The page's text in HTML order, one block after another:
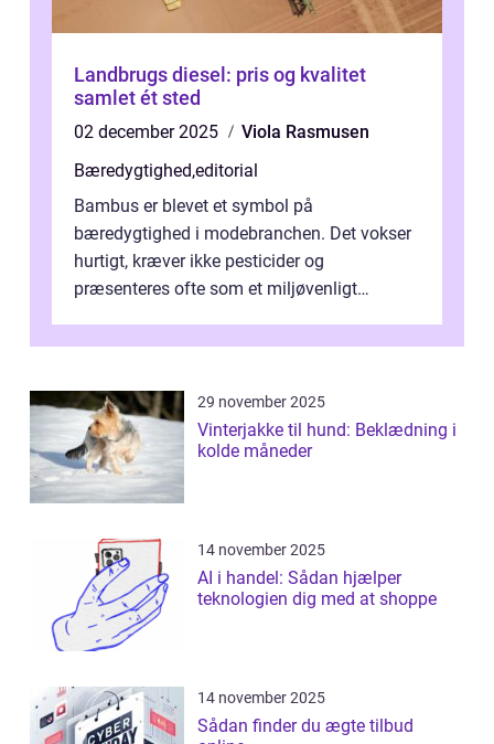
Landbrugs diesel: pris og kvalitet
samlet ét sted
02 december 2025
Viola Rasmusen
Bæredygtighed,editorial
Bambus er blevet et symbol på
bæredygtighed i modebranchen. Det vokser
hurtigt, kræver ikke pesticider og
præsenteres ofte som et miljøvenligt
29 november 2025
Vinterjakke til hund: Beklædning i
kolde måneder
14 november 2025
AI i handel: Sådan hjælper
teknologien dig med at shoppe
14 november 2025
Sådan finder du ægte tilbud